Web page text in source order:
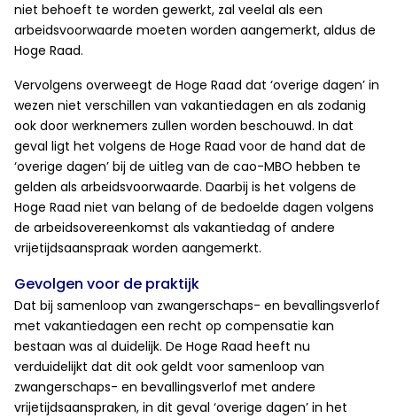
niet behoeft te worden gewerkt, zal veelal als een
arbeidsvoorwaarde moeten worden aangemerkt, aldus de
Hoge Raad.
Vervolgens overweegt de Hoge Raad dat ‘overige dagen’ in
wezen niet verschillen van vakantiedagen en als zodanig
ook door werknemers zullen worden beschouwd. In dat
geval ligt het volgens de Hoge Raad voor de hand dat de
‘overige dagen’ bij de uitleg van de cao-MBO hebben te
gelden als arbeidsvoorwaarde. Daarbij is het volgens de
Hoge Raad niet van belang of de bedoelde dagen volgens
de arbeidsovereenkomst als vakantiedag of andere
vrijetijdsaanspraak worden aangemerkt.
Gevolgen voor de praktijk
Dat bij samenloop van zwangerschaps- en bevallingsverlof
met vakantiedagen een recht op compensatie kan
bestaan was al duidelijk. De Hoge Raad heeft nu
verduidelijkt dat dit ook geldt voor samenloop van
zwangerschaps- en bevallingsverlof met andere
vrijetijdsaanspraken, in dit geval ‘overige dagen’ in het